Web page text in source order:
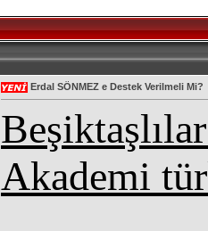
Erdal SÖNMEZ e Destek Verilmeli Mi?
Akademi